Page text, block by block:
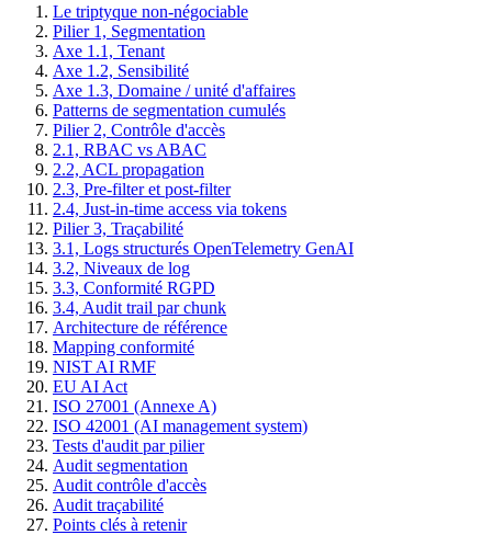
Le triptyque non-négociable
Pilier 1, Segmentation
Axe 1.1, Tenant
Axe 1.2, Sensibilité
Axe 1.3, Domaine / unité d'affaires
Patterns de segmentation cumulés
Pilier 2, Contrôle d'accès
2.1, RBAC vs ABAC
2.2, ACL propagation
2.3, Pre-filter et post-filter
2.4, Just-in-time access via tokens
Pilier 3, Traçabilité
3.1, Logs structurés OpenTelemetry GenAI
3.2, Niveaux de log
3.3, Conformité RGPD
3.4, Audit trail par chunk
Architecture de référence
Mapping conformité
NIST AI RMF
EU AI Act
ISO 27001 (Annexe A)
ISO 42001 (AI management system)
Tests d'audit par pilier
Audit segmentation
Audit contrôle d'accès
Audit traçabilité
Points clés à retenir